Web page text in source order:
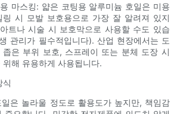
마스킹: 얇은 코팅용 알루미늄 호일은 미용
링 시 모발 보호용으로 가장 잘 알려져 있지
트나 시술 시 보호막으로 사용할 수도 있습
관리가 필수적입니다). 산업 현장에서는 도
은 부위 보호, 스프레이 또는 분체 도장 시
해 유용하게 사용됩니다.
식
은 놀라울 정도로 활용도가 높지만, 책임감